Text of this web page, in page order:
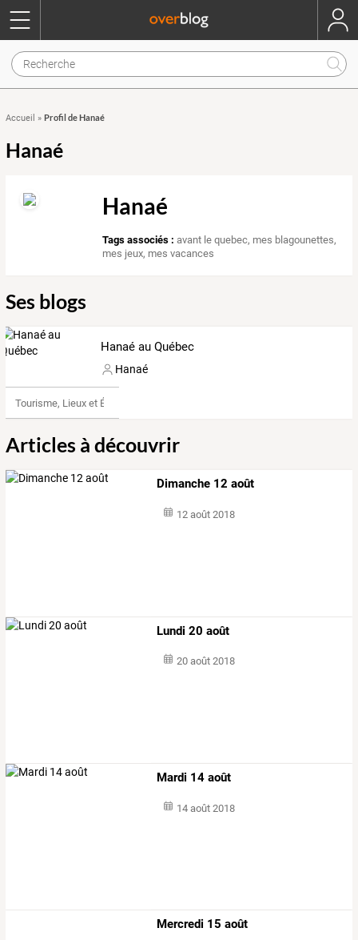
Accueil » Profil de Hanaé
Hanaé
Hanaé
Tags associés : avant le quebec, mes blagounettes,
mes jeux, mes vacances
Ses blogs
Hanaé au Québec
Hanaé
Tourisme, Lieux et Événements
Articles à découvrir
Dimanche 12 août
12 août 2018
Lundi 20 août
20 août 2018
Mardi 14 août
14 août 2018
Mercredi 15 août